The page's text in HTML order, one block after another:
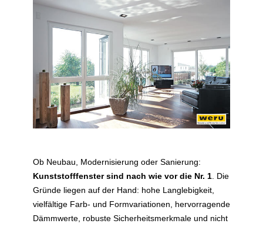
Ob Neubau, Modernisierung oder Sanierung:
Kunststofffenster sind nach wie vor die Nr. 1. Die
Gründe liegen auf der Hand: hohe Langlebigkeit,
vielfältige Farb- und Formvariationen, hervorragende
Dämmwerte, robuste Sicherheitsmerkmale und nicht